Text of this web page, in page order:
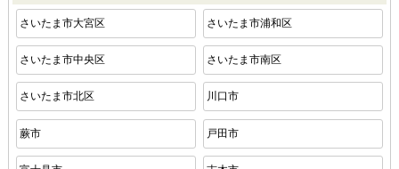
さいたま市大宮区 さいたま市浦和区
さいたま市中央区 さいたま市南区
さいたま市北区 川口市
蕨市 戸田市